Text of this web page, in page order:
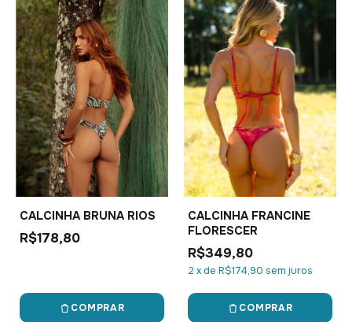
CALCINHA BRUNA RIOS
R$178,80
COMPRAR
CALCINHA FRANCINE
FLORESCER
R$349,80
2 xde R$174,90 sem juros
COMPRAR